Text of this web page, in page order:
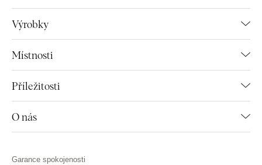
Výrobky
Místnosti
Příležitosti
O nás
Garance spokojenosti